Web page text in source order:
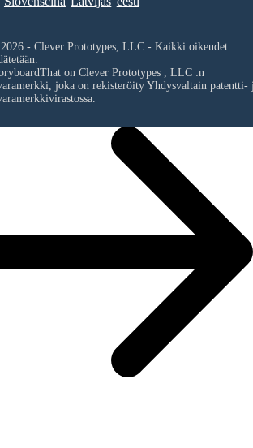
- Clever Prototypes, LLC - Kaikki oikeudet
on Clever Prototypes , LLC:n
joka on rekisteröity Yhdysvaltain patentti-